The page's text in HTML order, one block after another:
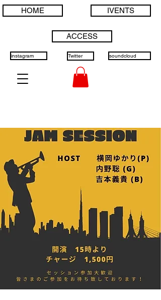
soundcloud
Twitter
instagram
IVENTS
HOME
ACCESS